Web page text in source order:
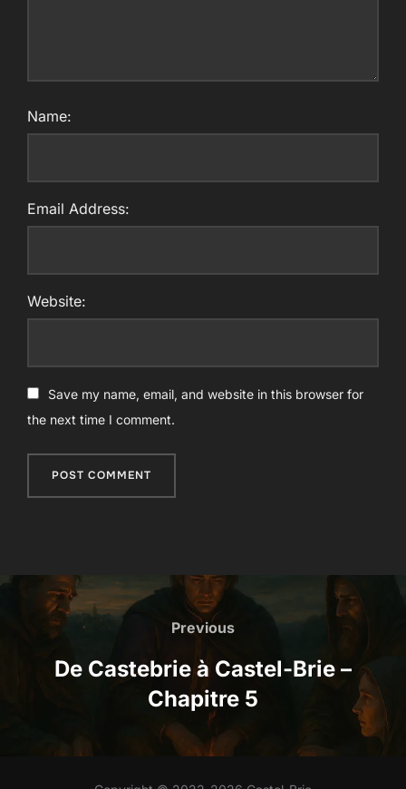
Name:
Email Address:
Website:
Save my name, email, and website in this browser for
the next time I comment.
Navigation
l’article
Previous
Previous
De Castebrie à Castel-Brie –
Chapitre 5